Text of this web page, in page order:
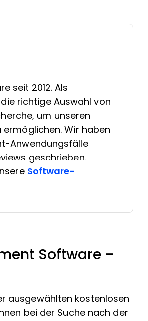
seit 2012. Als
richtige Auswahl von
um unseren
ermöglichen. Wir haben
Anwendungsfälle
geschrieben.
Software-
Software –
ausgewählten kostenlosen
bei der Suche nach der